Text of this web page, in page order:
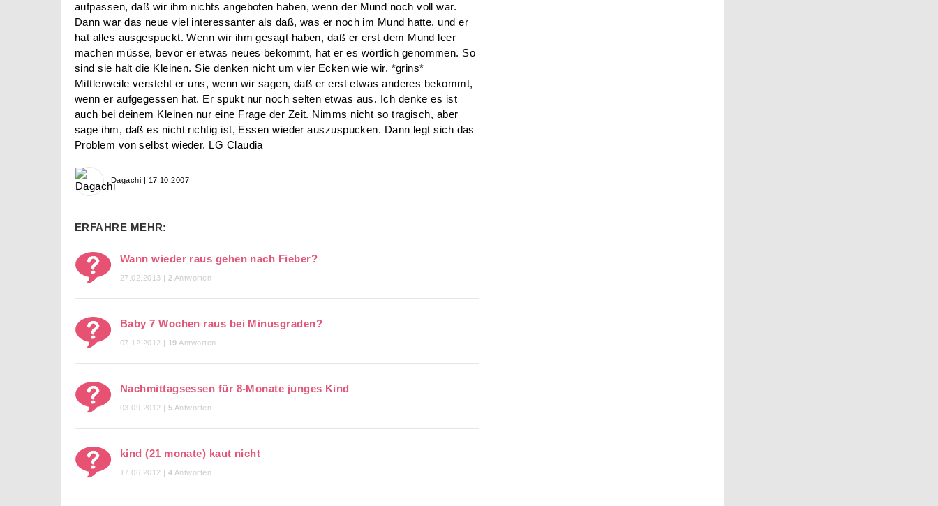
aufpassen, daß wir ihm nichts angeboten haben, wenn der Mund noch voll war.
Dann war das neue viel interessanter als daß, was er noch im Mund hatte, und er
hat alles ausgespuckt. Wenn wir ihm gesagt haben, daß er erst dem Mund leer
machen müsse, bevor er etwas neues bekommt, hat er es wörtlich genommen. So
sind sie halt die Kleinen. Sie denken nicht um vier Ecken wie wir. *grins*
Mittlerweile versteht er uns, wenn wir sagen, daß er erst etwas anderes bekommt,
wenn er aufgegessen hat. Er spukt nur noch selten etwas aus. Ich denke es ist
auch bei deinem Kleinen nur eine Frage der Zeit. Nimms nicht so tragisch, aber
sage ihm, daß es nicht richtig ist, Essen wieder auszuspucken. Dann legt sich das
Problem von selbst wieder. LG Claudia
Dagachi | 17.10.2007
ERFAHRE MEHR:
Wann wieder raus gehen nach Fieber?
27.02.2013 | 2 Antworten
Baby 7 Wochen raus bei Minusgraden?
07.12.2012 | 19 Antworten
Nachmittagsessen für 8-Monate junges Kind
03.09.2012 | 5 Antworten
kind (21 monate) kaut nicht
17.06.2012 | 4 Antworten